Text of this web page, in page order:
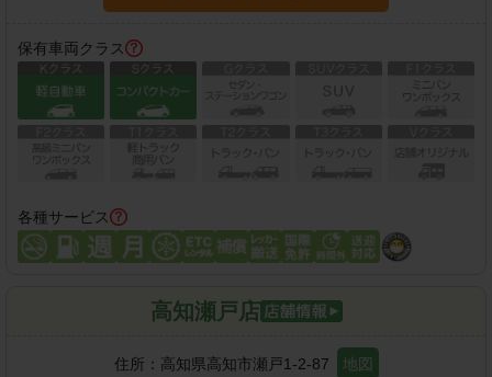
保有車両クラス
各種サービス
高知瀬戸店
住所： 高知県高知市瀬戸1-2-87 地図